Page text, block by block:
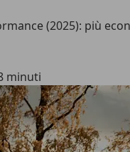
(2025): più
minuti